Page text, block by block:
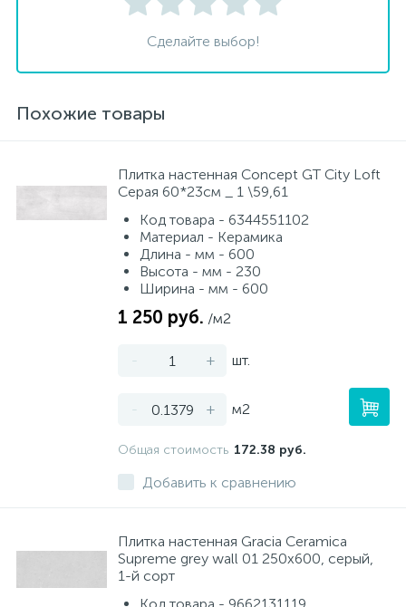
Сделайте выбор!
Похожие товары
Плитка настенная Concept GT City Loft
Серая 60*23см _ 1 \59,61
Код товара - 6344551102
Материал - Керамика
Длина - мм - 600
Высота - мм - 230
Ширина - мм - 600
1 250 руб. /м2
- + шт.
- + м2
Общая стоимость 172.38 руб.
Добавить к сравнению
Плитка настенная Gracia Ceramica
Supreme grey wall 01 250x600, серый,
1-й сорт